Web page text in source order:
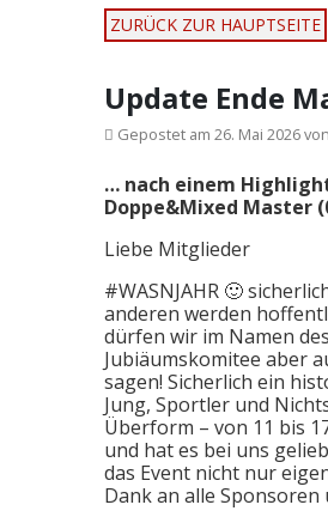
ZURÜCK ZUR HAUPTSEITE
Update Ende
Gepostet am 26. Mai 2026von
… nach einem
Doppe&Mixed Master
Liebe Mitglieder
#WASNJAHR 🙂
anderen werden
dürfen wir im Namen
Jubiäumskomitee aber
sagen! Sicherlich ein
Jung, Sportler und
Überform – von 11 bis
und hat es bei uns
das Event nicht nur
Dank an alle